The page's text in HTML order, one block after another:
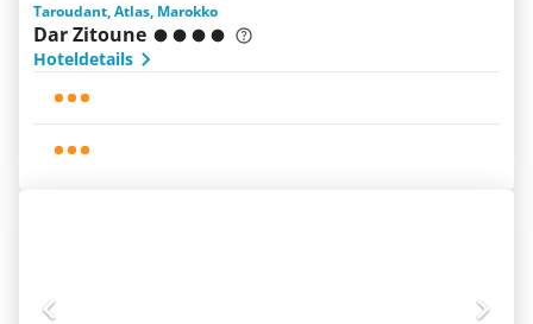
Taroudant, Atlas, Marokko
Dar Zitoune
Hoteldetails